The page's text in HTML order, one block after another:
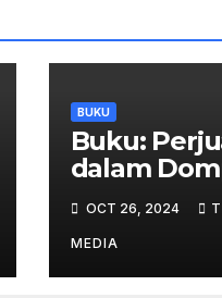
BUKU
Buku:
dalam
Ayah
OCT 26, 2024
MEDIA